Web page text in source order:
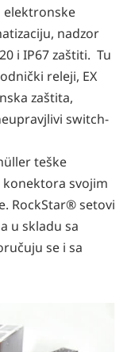
elektronske
nadzor
i IP67 zaštiti. Tu
releji, EX
zaštita,
switch-
teške
svojim
RockStar® setovi
u skladu sa
se i sa